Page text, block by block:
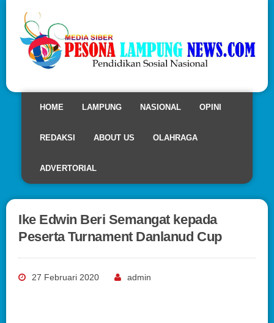
HOME LAMPUNG NASIONAL OPINI
REDAKSI ABOUT US OLAHRAGA
ADVERTORIAL
Ike Edwin Beri Semangat kepada
Peserta Turnament Danlanud Cup
27 Februari 2020 admin